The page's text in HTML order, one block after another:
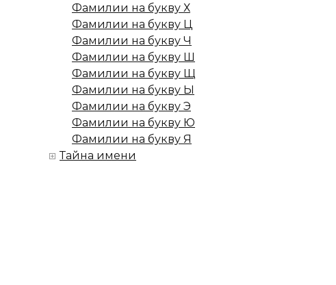
Фамилии на букву Х
Фамилии на букву Ц
Фамилии на букву Ч
Фамилии на букву Ш
Фамилии на букву Щ
Фамилии на букву Ы
Фамилии на букву Э
Фамилии на букву Ю
Фамилии на букву Я
Тайна имени